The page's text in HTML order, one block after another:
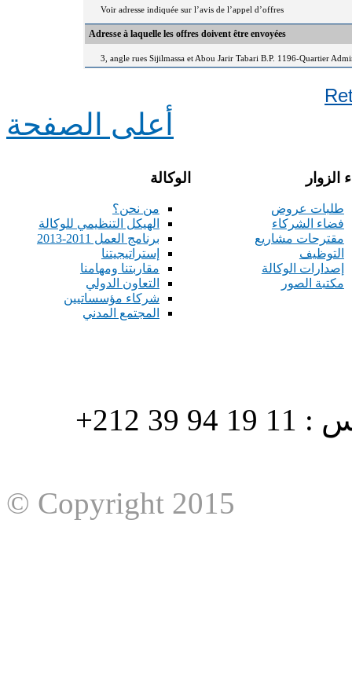
Voir adresse indiquée sur l’avis de l’appel d’offres
Adresse à laquelle les offres doivent être envoyées
3, angle rues Sijilmassa et Abou Jarir Tabari B.P. 1196-Quartier
أعلى الصفحة
الوكالة
من نحن؟
الهيكل التنظيمي للوكالة
برنامج العمل 2011-2013
إستراتيجيتنا
مقاربتنا ومهامنا
التعاون الدولي
شركاء مؤسساتيين
المجتمع المدني
الزوار
طلبات عروض
فضاء الشركاء
مقترحات مشاريع
التوظيف
إصدارات الوكالة
مكتبة الصور
هاتف : 90/88 32 94 39 212+ فاكس : 11 19 94 39 212+
© Copyright 2015